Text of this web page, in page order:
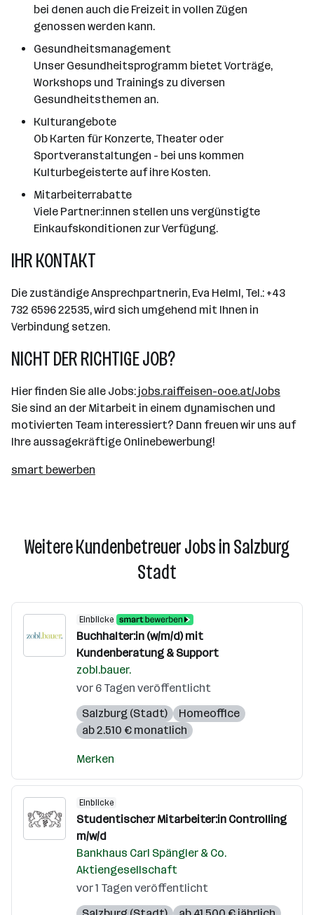
bei denen auch die Freizeit in vollen Zügen
genossen werden kann.
Gesundheitsmanagement
Unser Gesundheitsprogramm bietet Vorträge,
Workshops und Trainings zu diversen
Gesundheitsthemen an.
Kulturangebote
Ob Karten für Konzerte, Theater oder
Sportveranstaltungen - bei uns kommen
Kulturbegeisterte auf ihre Kosten.
Mitarbeiterrabatte
Viele Partner:innen stellen uns vergünstigte
Einkaufskonditionen zur Verfügung.
IHR KONTAKT
Die zuständige Ansprechpartnerin, Eva Helml, Tel.: +43
732 6596 22535, wird sich umgehend mit Ihnen in
Verbindung setzen.
NICHT DER RICHTIGE JOB?
Hier finden Sie alle Jobs: jobs.raiffeisen-ooe.at/Jobs
Sie sind an der Mitarbeit in einem dynamischen und
motivierten Team interessiert? Dann freuen wir uns auf
Ihre aussagekräftige Onlinebewerbung!
smart bewerben
Weitere Kundenbetreuer Jobs in Salzburg
Stadt
Einblicke
Buchhalter:in (w/m/d) mit
Kundenberatung & Support
zobl.bauer.
vor 6 Tagen veröffentlicht
Salzburg (Stadt)
Homeoffice
ab 2.510 € monatlich
Merken
Einblicke
Studentische:r Mitarbeiter:in Controlling
m/w/d
Bankhaus Carl Spängler & Co.
Aktiengesellschaft
vor 1 Tagen veröffentlicht